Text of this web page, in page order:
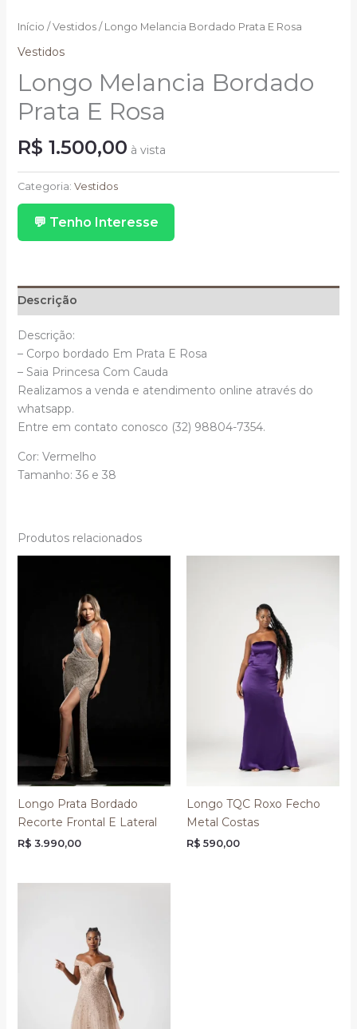
Início / Vestidos/ Longo Melancia Bordado Prata E Rosa
Vestidos
Longo Melancia Bordado
Prata E Rosa
R$ 1.500,00 à vista
Longo
Melancia
Bordado
Prata
E
Categoria: Vestidos
💬 Tenho Interesse
Descrição
Descrição:
– Corpo bordado Em Prata E Rosa
– Saia Princesa Com Cauda
Realizamos a venda e atendimento online através do
whatsapp.
Entre em contato conosco (32) 98804-7354.
Cor: Vermelho
Tamanho: 36 e 38
Produtos relacionados
Longo Prata Bordado
Recorte Frontal E Lateral
R$ 3.990,00
Longo TQC Roxo Fecho
Metal Costas
R$ 590,00